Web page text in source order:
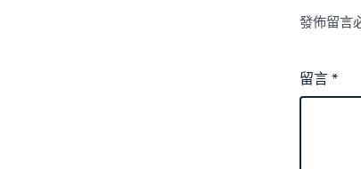
發佈留言
留言*